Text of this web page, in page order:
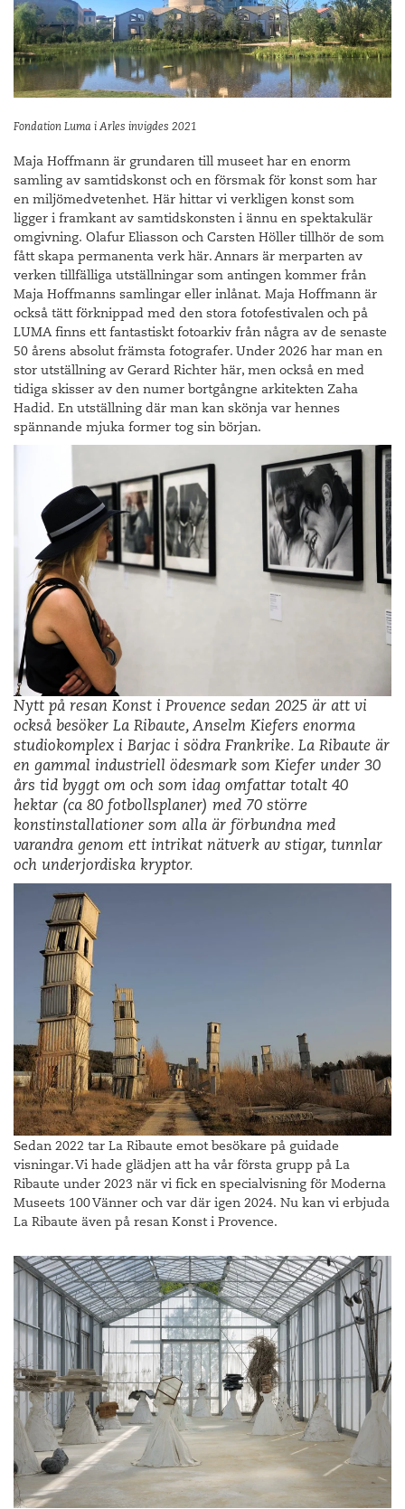
Fondation Luma i Arles invigdes 2021
Maja Hoffmann är grundaren till museet har en enorm
samling av samtidskonst och en försmak för konst som har
en miljömedvetenhet. Här hittar vi verkligen konst som
ligger i framkant av samtidskonsten i ännu en spektakulär
omgivning. Olafur Eliasson och Carsten Höller tillhör de som
fått skapa permanenta verk här. Annars är merparten av
verken tillfälliga utställningar som antingen kommer från
Maja Hoffmanns samlingar eller inlånat. Maja Hoffmann är
också tätt förknippad med den stora fotofestivalen och på
LUMA finns ett fantastiskt fotoarkiv från några av de senaste
50 årens absolut främsta fotografer. Under 2026 har man en
stor utställning av Gerard Richter här, men också en med
tidiga skisser av den numer bortgångne arkitekten Zaha
Hadid. En utställning där man kan skönja var hennes
spännande mjuka former tog sin början.
Nytt på resan Konst i Provence sedan 2025 är att vi
också besöker La Ribaute, Anselm Kiefers enorma
studiokomplex i Barjac i södra Frankrike. La Ribaute är
en gammal industriell ödesmark som Kiefer under 30
års tid byggt om och som idag omfattar totalt 40
hektar (ca 80 fotbollsplaner) med 70 större
konstinstallationer som alla är förbundna med
varandra genom ett intrikat nätverk av stigar, tunnlar
och underjordiska kryptor.
Sedan 2022 tar La Ribaute emot besökare på guidade
visningar. Vi hade glädjen att ha vår första grupp på La
Ribaute under 2023 när vi fick en specialvisning för Moderna
Museets 100 Vänner och var där igen 2024. Nu kan vi erbjuda
La Ribaute även på resan Konst i Provence.